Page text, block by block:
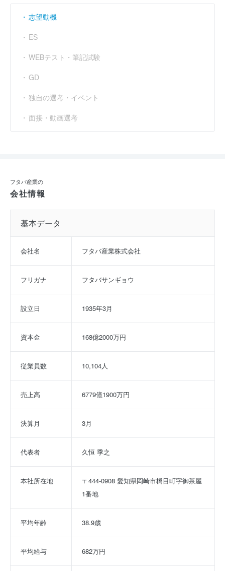
た。中堅レベルの大学が多い。
インターンシップへの参加が本選考でも有利になると思いました
か？ : はい
27卒 冬インターン
フタバ産業のことを理解する
実施時期 : 2026年2月開催 / 期間 : 1日間 / インターンの形式 : セミナ
ー・講座 / コース : 会社説明会 / 職種 : 事務職（総合職）
参加学生の大学 :
インターンシップへの参加が本選考でも有利になると思いました
志望動機
ES
WEBテスト・筆記試験
GD
独自の選考・イベント
面接・動画選考
フタバ産業の
会社情報
基本データ
会社名 フタバ産業株式会社
フリガナ フタバサンギョウ
設立日 1935年3月
資本金 168億2000万円
従業員数 10,104人
売上高 6779億1900万円
決算月 3月
代表者 久恒 季之
本社所在地
〒444-0908 愛知県岡崎市橋目町字御茶屋
1番地
平均年齢 38.9歳
平均給与 682万円